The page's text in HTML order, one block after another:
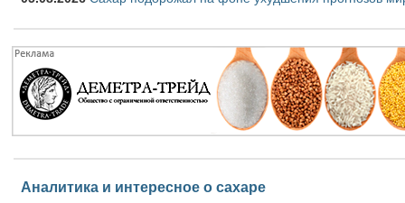
Аналитика и интересное о сахаре